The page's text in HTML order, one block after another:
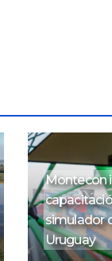
Montecon
simulador
Uruguay